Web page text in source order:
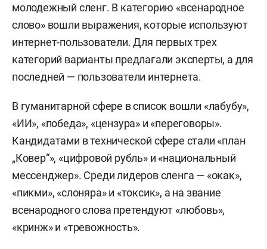
молодежный сленг. В категорию «всенародное
слово» вошли выражения, которые используют
интернет-пользователи. Для первых трех
категорий варианты предлагали эксперты, а для
последней — пользователи интернета.
В гуманитарной сфере в список вошли «лабубу»,
«ИИ», «победа», «цензура» и «переговоры».
Кандидатами в технической сфере стали «план
„Ковер“», «цифровой рубль» и «национальный
мессенджер». Среди лидеров сленга — «окак»,
«пикми», «слоняра» и «токсик», а на звание
всенародного слова претендуют «любовь»,
«кринж» и «тревожность».